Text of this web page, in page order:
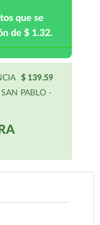
que se
de $ 1.32.
$ 139.59
PABLO -